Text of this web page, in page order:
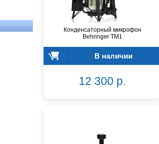
Конденсаторный микрофон
Behringer TM1
В наличии
12 300 р.